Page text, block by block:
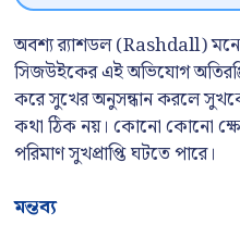
অবশ্য র‍্যাশডল (Rashdall) মনে
সিজউইকের এই অভিযোগ
করে সুখের অনুসন্ধান করলে
কথা ঠিক নয়। কোনো কোনো
পরিমাণ সুখপ্রাপ্তি ঘটতে পারে।
মন্তব্য